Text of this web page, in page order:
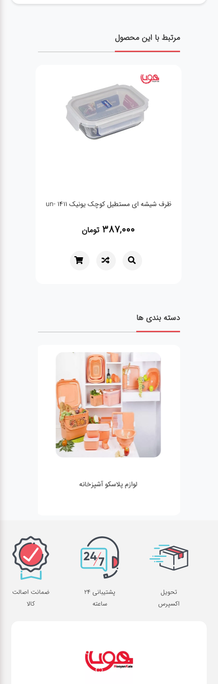
مرتبط با این محصول
ظرف شیشه ای مستطیل کوچک یونیک un- 1411
387,000 تومان
دسته بندی ها
لوازم پلاسکو آشپزخانه
تحویل
اکسپرس
پشتیبانی 24
ساعته
ضمانت اصالت
کالا